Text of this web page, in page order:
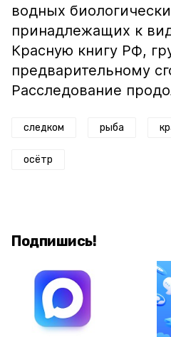
водных
принадлежащих к
Красную книгу РФ,
предварительному
Расследование
следком рыба
осётр
Подпишись!